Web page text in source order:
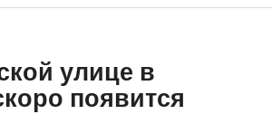
улице в
появится